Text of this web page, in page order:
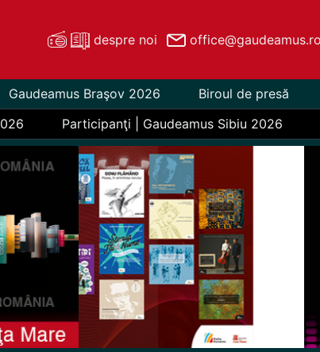
despre noi office@gaudeamus.ro
Gaudeamus Braşov 2026 Biroul de presă
Participanţi | Gaudeamus Sibiu 2026
Previous